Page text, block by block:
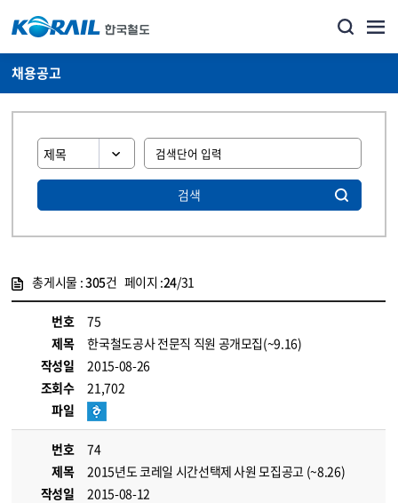
채용공고
검색
총게시물 :305건 페이지 :24/31
번호
75
제목
한국철도공사 전문직 직원 공개모집(~9.16)
작성일
2015-08-26
조회수
21,702
파일
번호
74
제목
2015년도 코레일 시간선택제 사원 모집공고 (~8.26)
작성일
2015-08-12